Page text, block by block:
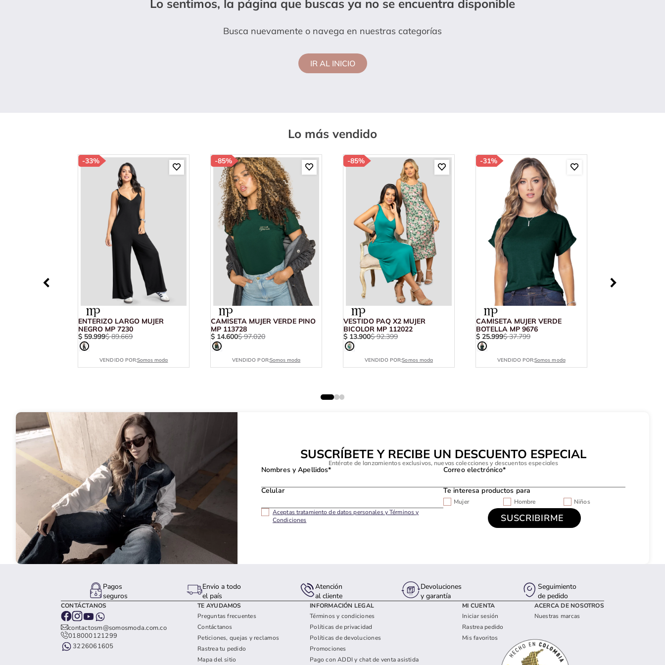
Lo sentimos, la página que buscas ya no se encuentra disponible
Busca nuevamente o navega en nuestras categorías
IR AL INICIO
Lo más vendido
-33%
ENTERIZO LARGO MUJER
NEGRO MP 7230
$ 59.999$ 89.669
VENDIDO POR:Somos moda
-85%
CAMISETA MUJER VERDE PINO
MP 113728
$ 14.600$ 97.020
VENDIDO POR:Somos moda
-85%
VESTIDO PAQ X2 MUJER
BICOLOR MP 112022
$ 13.900$ 92.399
VENDIDO POR:Somos moda
-31%
CAMISETA MUJER VERDE
BOTELLA MP 9676
$ 25.999$ 37.799
VENDIDO POR:Somos moda
SUSCRÍBETE Y RECIBE UN DESCUENTO ESPECIAL
Entérate de lanzamientos exclusivos, nuevas colecciones y descuentos especiales
Nombres y Apellidos* Correo electrónico*
Celular Te interesa productos para
Mujer Hombre
Niños
Aceptas tratamiento de datos personales y Términos y
Condiciones
Pagos
seguros
Envio a todo
el país
Atención
al cliente
Devoluciones
y garantía
Seguimiento
de pedido
CONTÁCTANOS
contactosm@somosmoda.com.co
018000121299
3226061605
TE AYUDAMOS
Preguntas frecuentes
Contáctanos
Peticiones, quejas y reclamos
Rastrea tu pedido
Mapa del sitio
INFORMACIÓN LEGAL
Términos y condiciones
Políticas de privacidad
Políticas de devoluciones
Promociones
Pago con ADDI y chat de venta asistida
MI CUENTA
Iniciar sesión
Rastrea pedido
Mis favoritos
ACERCA DE NOSOTROS
Nuestras marcas
10. camibuzo